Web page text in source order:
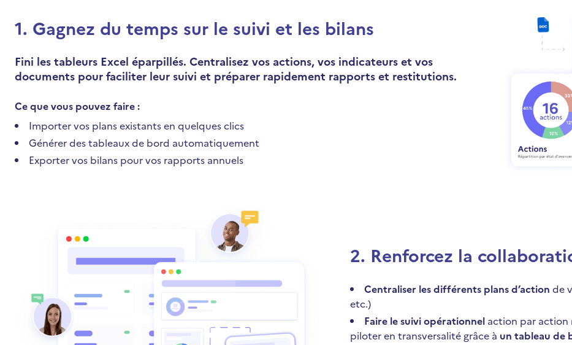
1. Gagnez du temps sur le suivi et les bilans
Fini les tableurs Excel éparpillés. Centralisez vos actions, vos indicateurs et vos
documents pour faciliter leur suivi et préparer rapidement rapports et restitutions.
Ce que vous pouvez faire :
Importer vos plans existants en quelques clics
Générer des tableaux de bord automatiquement
Exporter vos bilans pour vos rapports annuels
2. Renforcez la
Centraliser les différents plans d’action de
etc.)
Faire le suivi opérationnel action par action
piloter en transversalité grâce à un tableau de